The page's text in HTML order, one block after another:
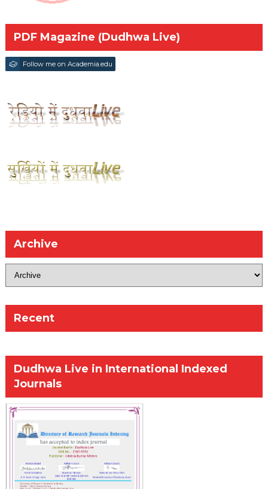
PDF Magazine (Dudhwa Live)
Follow me on Academia.edu
Archive
Recent
Dudhwa Live in International Indexed
Journals